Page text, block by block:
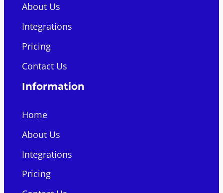
About Us
Integrations
Pricing
Contact Us
Information
Home
About Us
Integrations
Pricing